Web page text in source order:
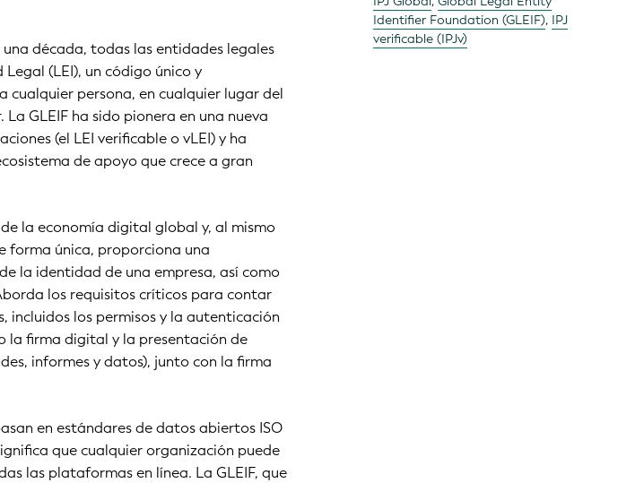
década, todas las entidades legales
(LEI), un código único y
cualquier persona, en cualquier lugar del
GLEIF ha sido pionera en una nueva
(el LEI verificable o vLEI) y ha
de apoyo que crece a gran
la economía digital global y, al mismo
forma única, proporciona una
la identidad de una empresa, así como
los requisitos críticos para contar
incluidos los permisos y la autenticación
la firma digital y la presentación de
informes y datos), junto con la firma
en estándares de datos abiertos ISO
que cualquier organización puede
las plataformas en línea. La GLEIF, que
Identifier Foundation (GLEIF), IPJ
verificable (IPJv)